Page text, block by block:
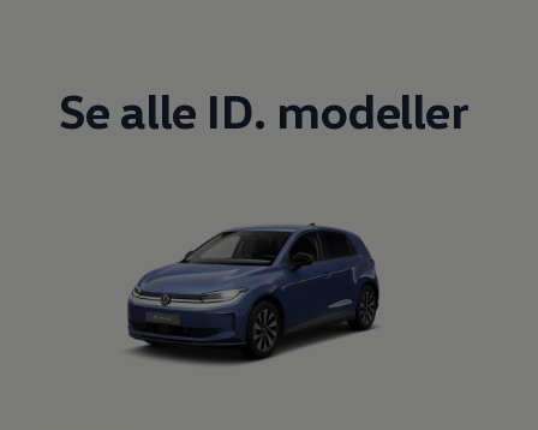
Se alle ID. modeller